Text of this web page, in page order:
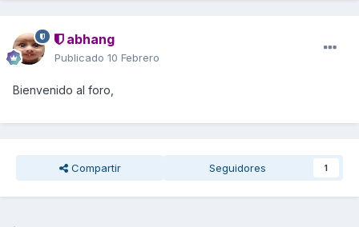
abhang
Publicado 10 Febrero
Bienvenido al foro,
Compartir Seguidores 1